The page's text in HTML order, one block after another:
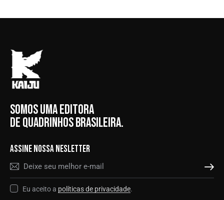
SOMOS UMA EDITORA
DE QUADRINHOS BRASILEIRA.
ASSINE NOSSA NESLETTER
ASSINAR
Eu aceito a políticas de privacidade.